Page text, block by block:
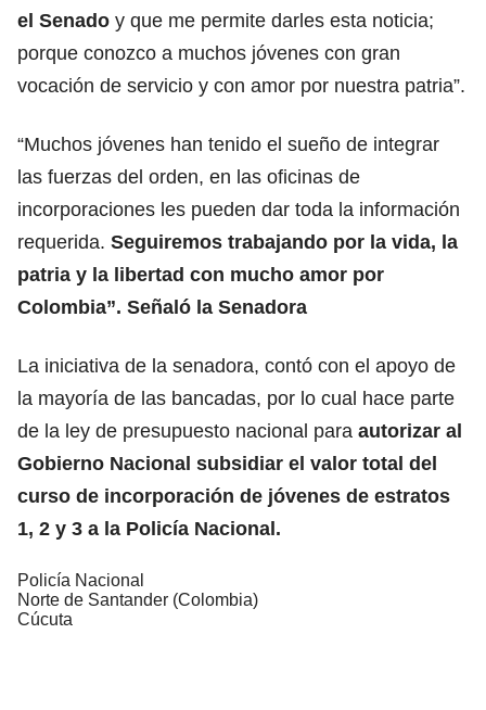
el Senado y que me permite darles esta noticia;
porque conozco a muchos jóvenes con gran
vocación de servicio y con amor por nuestra patria”.
“Muchos jóvenes han tenido el sueño de integrar
las fuerzas del orden, en las oficinas de
incorporaciones les pueden dar toda la información
requerida. Seguiremos trabajando por la vida, la
patria y la libertad con mucho amor por
Colombia”. Señaló la Senadora
La iniciativa de la senadora, contó con el apoyo de
la mayoría de las bancadas, por lo cual hace parte
de la ley de presupuesto nacional para autorizar al
Gobierno Nacional subsidiar el valor total del
curso de incorporación de jóvenes de estratos
1, 2 y 3 a la Policía Nacional.
Policía Nacional
Norte de Santander (Colombia)
Cúcuta